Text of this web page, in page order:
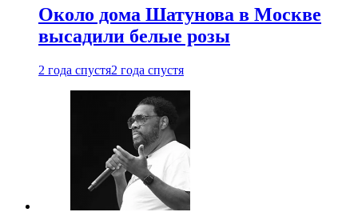
Около дома Шатунова в Москве
высадили белые розы
2 года спустя2 года спустя